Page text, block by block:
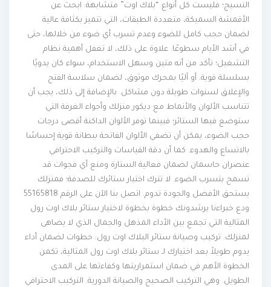
النسيج؛ فليست كل أنواع “بلاك اوت” متشابهة. ابحث عن
الأقمشة السميكة، متعددة الطبقات، التي تتميز بكثافة عالية
لضمان حجب كامل للضوء وعدم تسرب أي ضوء من خلالها، حتى
في أشد الأيام سطوعًا. علاوة على ذلك، لا تغفل أهمية نظام
التشغيل؛ تأكد من أنه متين وسهل الاستخدام، سواء كان يدويًا
بسلسلة قوية. أو آليًا بمحرك موثوق، لضمان سلاسة الفتح
والإغلاق لسنوات طويلة دون مشاكل. بالإضافة إلى ذلك، يجب أن
تتناسب الألوان والأنماط مع ديكور منزلك وأجواء الغرفة التي
ستوضع فيها الستائر؛ فبينما توفر الألوان الداكنة أقصى درجات
حجب الضوء، يمكن أن تضفي الألوان الفاتحة ببطانة قوية إحساسًا
بالاتساع والهدوء. كما أن دقة القياسات والتركيب الاحترافي
عنصران حاسمان لضمان فعالية الستارة ومنع أي فجوات قد
تسمح بتسرب الضوء. لا تترك اختيار ستائرك للصدفة؛ فمنزلك
يستحق الأفضل والجودة تدوم. اتصل بنا الآن على الرقم 55165818
ودع خبراءنا يرشدونك خطوة بخطوة لاختيار ستائر بلاك اوت رول
المثالية التي تجمع بين الأداء المذهل والجمال الذي لا يضاهى
لمنزلك. تركيب وصيانة ستائر البلاك اوت رول: خطوات لضمان أداء
يدوم طويلاً بعد اختيارك لـ ستائر بلاك اوت رول المثالية، تكمن
الخطوة الأهم في ضمان استمراريتها وكفاءتها على المدى
الطويل. وهي التركيب الصحيح والصيانة الدورية. التركيب الاحترافي